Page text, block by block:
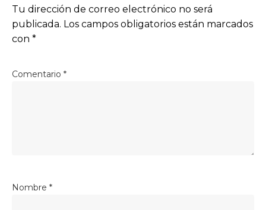
Tu dirección de correo electrónico no será
publicada. Los campos obligatorios están marcados
con *
Comentario *
Nombre *